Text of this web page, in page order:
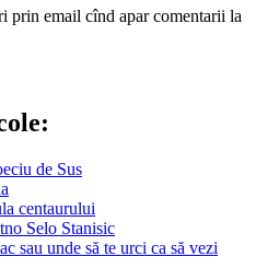
prin email cînd apar comentarii la
de Sus
centaurului
Selo Stanisic
sau unde să te urci ca să vezi